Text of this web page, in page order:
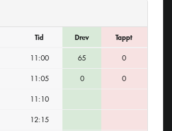
Tid Drev Tappt
11:00 65 0
11:05 0 0
11:10
12:15